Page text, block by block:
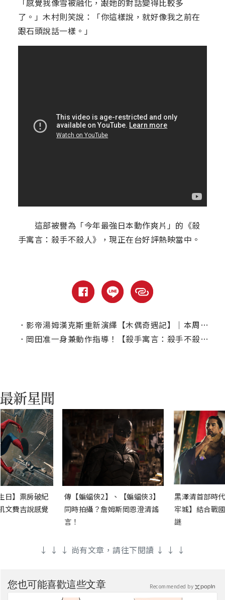
「感覺我像雪被融化，跟她的對話變得比較多
了。」木村則笑說：「你這樣說，就好像我之前在
跟石頭說話一樣。」
這部被譽為「今年最強日本動作爽片」的《殺
手寓言：殺手不殺人》，現正在台好評熱映當中。
． 影帝湯姆漢克斯重新演繹【木偶奇遇記】｜本周線上、電視首播推薦
． 岡田准一身兼動作指導！【殺手寓言：殺手不殺人】鷹架搏命狂奔
日】票房破紀
文費吉說感覺
傳【蝙蝠俠2】、【蝙蝠俠3】
同時拍攝？詹姆斯岡恩澄清謠
言！
黑澤清首部時
牢城】結合戰
謎
↓ ↓ ↓ 尚有文章，請往下閱讀 ↓ ↓ ↓
您也可能喜歡這些文章 Recommended by